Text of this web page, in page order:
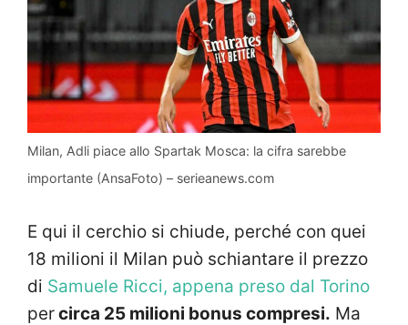
Milan, Adli piace allo Spartak Mosca: la cifra sarebbe
importante (AnsaFoto) – serieanews.com
E qui il cerchio si chiude, perché con quei
18 milioni il Milan può schiantare il prezzo
di Samuele Ricci, appena preso dal Torino
percirca 25 milioni bonus compresi. Ma